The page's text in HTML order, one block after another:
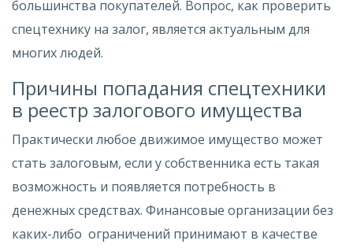
большинства покупателей. Вопрос, как проверить
спецтехнику на залог, является актуальным для
многих людей.
Причины попадания спецтехники
в реестр залогового имущества
Практически любое движимое имущество может
стать залоговым, если у собственника есть такая
возможность и появляется потребность в
денежных средствах. Финансовые организации без
каких-либо ограничений принимают в качестве